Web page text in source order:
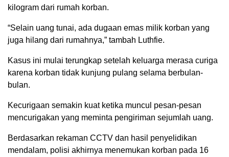
kilogram dari rumah korban.
“Selain uang tunai, ada dugaan emas milik korban yang
juga hilang dari rumahnya,” tambah Luthfie.
Kasus ini mulai terungkap setelah keluarga merasa curiga
karena korban tidak kunjung pulang selama berbulan-
bulan.
Kecurigaan semakin kuat ketika muncul pesan-pesan
mencurigakan yang meminta pengiriman sejumlah uang.
Berdasarkan rekaman CCTV dan hasil penyelidikan
mendalam, polisi akhirnya menemukan korban pada 16